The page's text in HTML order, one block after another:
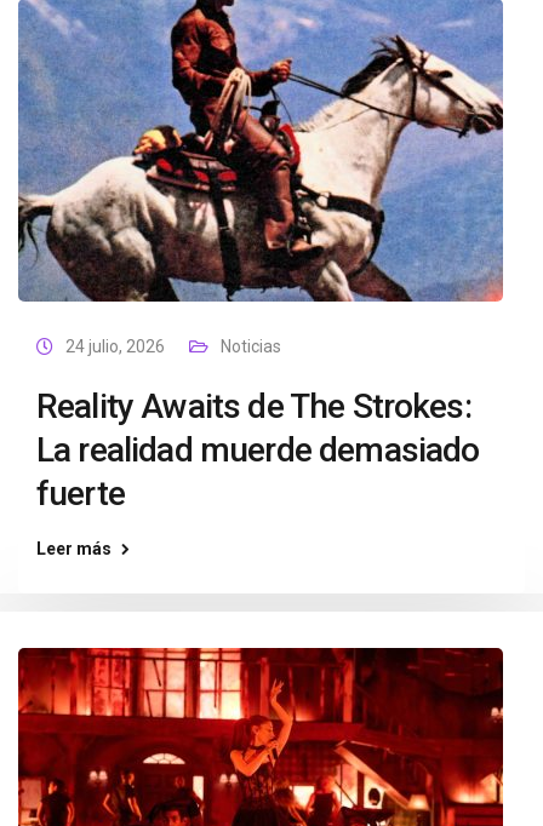
24 julio, 2026 Noticias
Reality Awaits de The Strokes:
La realidad muerde demasiado
fuerte
Leer más